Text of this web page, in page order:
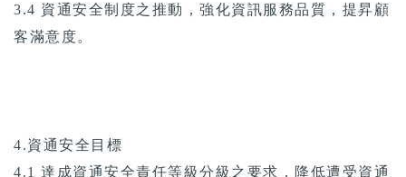
3.4 資通安全制度之推動，強化資訊服務品質，提昇顧
客滿意度。
4.資通安全目標
4.1 達成資通安全責任等級分級之要求，降低遭受資通